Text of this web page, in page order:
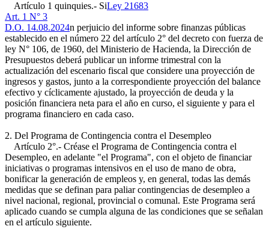
Artículo 1 quinquies.- SiLey 21683
Art. 1 N° 3
D.O. 14.08.2024n perjuicio del informe sobre finanzas públicas
establecido en el número 22 del artículo 2° del decreto con fuerza de
ley N° 106, de 1960, del Ministerio de Hacienda, la Dirección de
Presupuestos deberá publicar un informe trimestral con la
actualización del escenario fiscal que considere una proyección de
ingresos y gastos, junto a la correspondiente proyección del balance
efectivo y cíclicamente ajustado, la proyección de deuda y la
posición financiera neta para el año en curso, el siguiente y para el
programa financiero en cada caso.
2. Del Programa de Contingencia contra el Desempleo
Artículo 2°.- Créase el Programa de Contingencia contra el
Desempleo, en adelante "el Programa", con el objeto de financiar
iniciativas o programas intensivos en el uso de mano de obra,
bonificar la generación de empleos y, en general, todas las demás
medidas que se definan para paliar contingencias de desempleo a
nivel nacional, regional, provincial o comunal. Este Programa será
aplicado cuando se cumpla alguna de las condiciones que se señalan
en el artículo siguiente.